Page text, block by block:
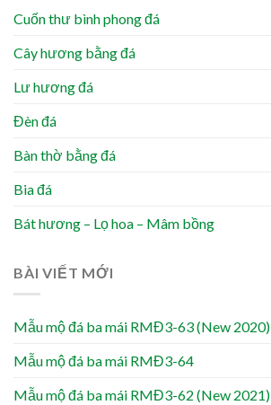
Cuốn thư bình phong đá
Cây hương bằng đá
Lư hương đá
Đèn đá
Bàn thờ bằng đá
Bia đá
Bát hương – Lọ hoa – Mâm bồng
BÀI VIẾT MỚI
Mẫu mộ đá ba mái RMĐ3-63 (New 2020)
Mẫu mộ đá ba mái RMĐ3-64
Mẫu mộ đá ba mái RMĐ3-62 (New 2021)